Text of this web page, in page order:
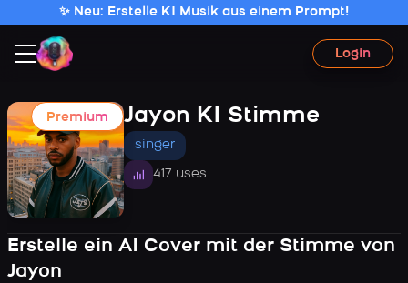
✨ Neu: Erstelle KI Musik aus einem Prompt!
Login
Premium Jayon KI Stimme
singer
417 uses
Erstelle ein AI Cover mit der Stimme von
Jayon